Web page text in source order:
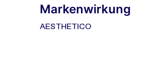
Markenwirkung
AESTHETICO